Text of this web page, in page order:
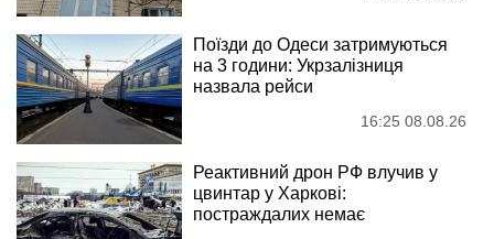
Поїзди до Одеси затримуються
на 3 години: Укрзалізниця
назвала рейси
16:25 08.08.26
Реактивний дрон РФ влучив у
цвинтар у Харкові:
постраждалих немає